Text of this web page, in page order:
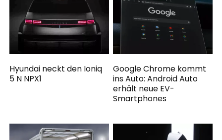
Hyundai neckt den Ioniq
5 N NPX1
Google Chrome kommt
ins Auto: Android Auto
erhält neue EV-
Smartphones